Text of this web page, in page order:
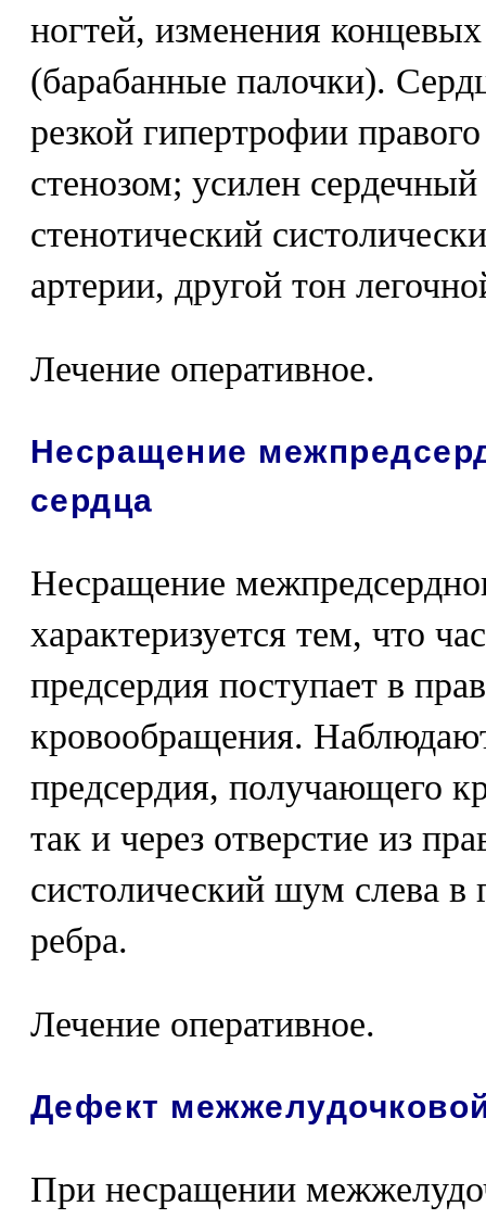
ногтей, изменения
(барабанные палочки).
резкой гипертрофии
стенозом; усилен
стенотический
артерии, другой тон
Лечение оперативное.
Несращение
сердца
Несращение
характеризуется тем, что
предсердия поступает в
кровообращения.
предсердия, получающего
так и через отверстие из
систолический шум слева в
ребра.
Лечение оперативное.
Дефект
При несращении